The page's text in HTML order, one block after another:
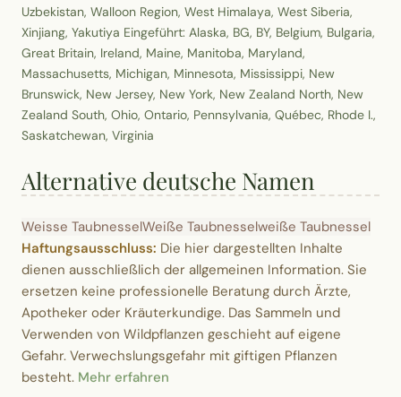
Uzbekistan, Walloon Region, West Himalaya, West Siberia,
Xinjiang, Yakutiya Eingeführt: Alaska, BG, BY, Belgium, Bulgaria,
Great Britain, Ireland, Maine, Manitoba, Maryland,
Massachusetts, Michigan, Minnesota, Mississippi, New
Brunswick, New Jersey, New York, New Zealand North, New
Zealand South, Ohio, Ontario, Pennsylvania, Québec, Rhode I.,
Saskatchewan, Virginia
Alternative deutsche Namen
Weisse TaubnesselWeiße Taubnesselweiße Taubnessel
Haftungsausschluss: Die hier dargestellten Inhalte
dienen ausschließlich der allgemeinen Information. Sie
ersetzen keine professionelle Beratung durch Ärzte,
Apotheker oder Kräuterkundige. Das Sammeln und
Verwenden von Wildpflanzen geschieht auf eigene
Gefahr. Verwechslungsgefahr mit giftigen Pflanzen
besteht. Mehr erfahren